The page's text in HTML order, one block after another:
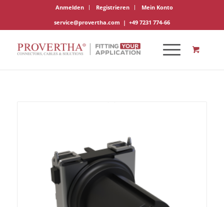
Anmelden Registrieren
Mein Konto
service@provertha.com | +49 7231 774-66